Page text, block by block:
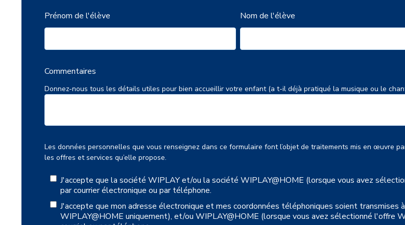
Prénom de l'élève Nom de l'élève
Commentaires
Donnez-nous tous les détails utiles pour bien accueillir votre enfant (a t-il déjà pratiqué la musique ou le
Les données personnelles que vous renseignez dans ce formulaire font l’objet de traitements mis en œuvre
les offres et services qu’elle propose.
J'accepte que la société WIPLAY et/ou la société WIPLAY@HOME (lorsque vous avez
par courrier électronique ou par téléphone.
J'accepte que mon adresse électronique et mes coordonnées téléphoniques soient
WIPLAY@HOME uniquement), et/ou WIPLAY@HOME (lorsque vous avez sélectionné l'offre